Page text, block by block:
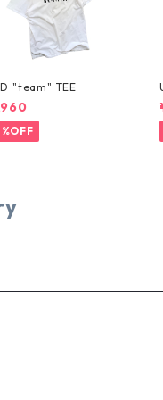
"team" TEE